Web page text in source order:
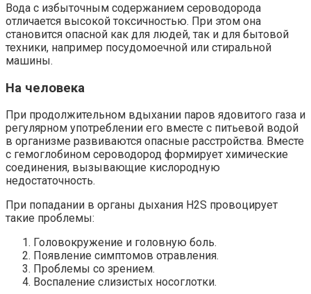
Вода с избыточным содержанием сероводорода
отличается высокой токсичностью. При этом она
становится опасной как для людей, так и для бытовой
техники, например посудомоечной или стиральной
машины.
На человека
При продолжительном вдыхании паров ядовитого газа и
регулярном употреблении его вместе с питьевой водой
в организме развиваются опасные расстройства. Вместе
с гемоглобином сероводород формирует химические
соединения, вызывающие кислородную
недостаточность.
При попадании в органы дыхания H2S провоцирует
такие проблемы:
Головокружение и головную боль.
Появление симптомов отравления.
Проблемы со зрением.
Воспаление слизистых носоглотки.